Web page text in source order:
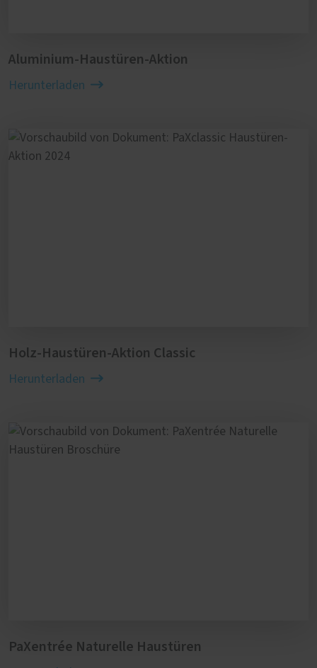
Aluminium-Haustüren-Aktion
Herunterladen
Holz-Haustüren-Aktion Classic
Herunterladen
PaXentrée Naturelle Haustüren